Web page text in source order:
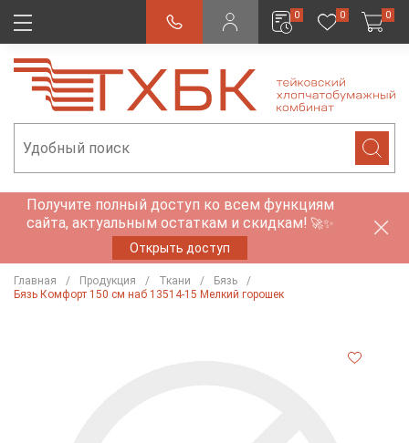
0 0 0
Получите полный доступ ко всем функциям
сайта, актуальным остаткам и скидкам! 🚀✨
Открыть доступ
Главная Продукция Ткани
Бязь
Бязь Комфорт 150 см наб 13514-15 Мелкий горошек